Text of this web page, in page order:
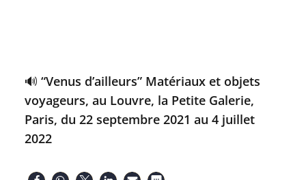
🔊 “Venus d’ailleurs” Matériaux et objets
voyageurs, au Louvre, la Petite Galerie,
Paris, du 22 septembre 2021 au 4 juillet
2022